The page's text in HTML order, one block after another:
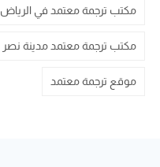
مكتب ترجمة معتمد في الرياض
مكتب ترجمة معتمد مدينة نصر
موقع ترجمة معتمد